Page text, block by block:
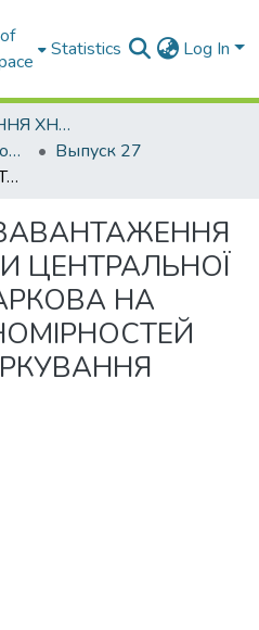
Statistics Log In
НАУКОВІ ВИДАННЯ ХНАДУ
Автомобільний транспорт / Автомобильный транспорт
Выпуск 27
ВИЗНАЧЕННЯ ЗАВАНТАЖЕННЯ АВТОМОБІЛЯМИ ЦЕНТРАЛЬНОЇ ЧАСТИНИ М. ХАРКОВА НА ОСНОВІ ЗАКОНОМІРНОСТЕЙ ЩІЛЬНОСТІ ПАРКУВАННЯ
ЦЕНТРАЛЬНОЇ
НА